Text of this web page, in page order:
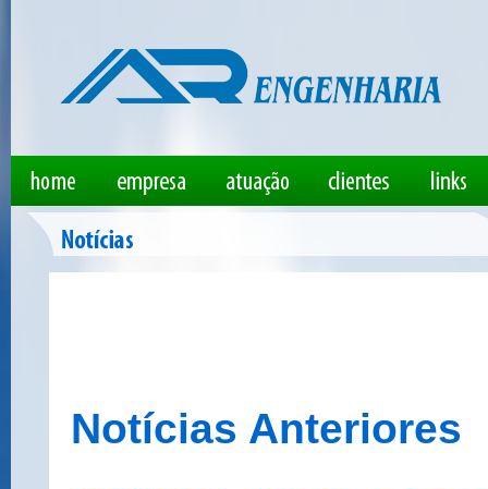
Notícias Anteriores